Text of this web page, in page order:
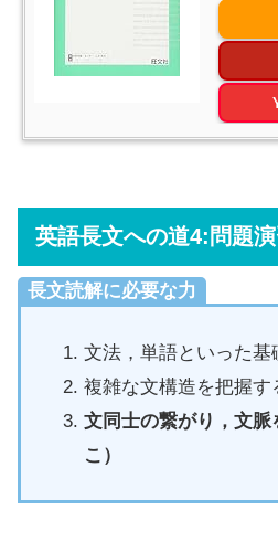
英語長文への道4:問題
長文読解に必要な力
文法，単語といった基
複雑な文構造を把握す
文同士の繋がり，文脈
こ）